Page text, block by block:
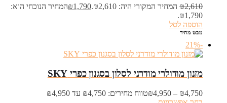
₪2,610 המחיר המקורי היה: ₪2,610. ₪1,790
המחיר הנוכחי הוא:
₪1,790.
הוספה לסל
מבט מהיר
-21%
‏מזנון מודולרי מודרני לסלון בסגנון כפרי SKY
₪4,750
–
₪4,950
טווח מחירים: ⁦₪4,750⁩ עד ⁦₪4,950⁩